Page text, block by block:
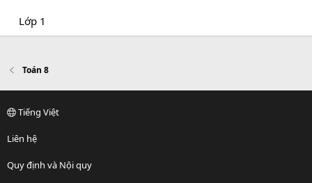
Lớp 1
Toán 8
Tiếng Việt
Liên hệ
Quy định và Nội quy